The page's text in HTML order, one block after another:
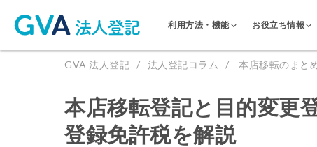
利用方法・機能 お役立ち情報
GVA 法人登記 法人登記コラム 本店移転のまと
本店移転登記と目的変更
登録免許税を解説